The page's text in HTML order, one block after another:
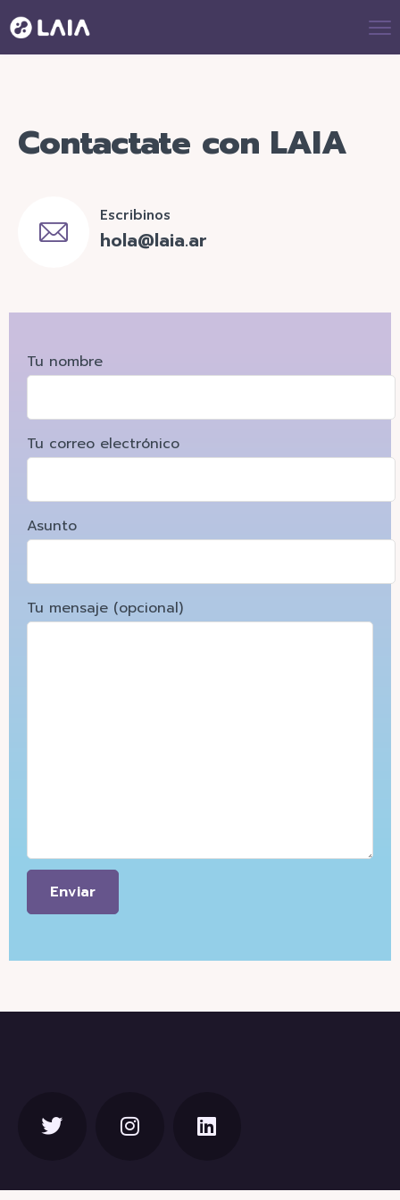
Contactate con LAIA
Escribinos
hola@laia.ar
Tu nombre
Tu correo electrónico
Asunto
Tu mensaje (opcional)